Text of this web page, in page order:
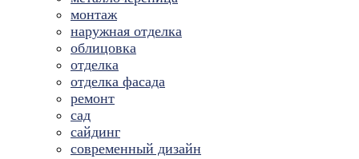
монтаж
наружная отделка
облицовка
отделка
отделка фасада
ремонт
сад
сайдинг
современный дизайн